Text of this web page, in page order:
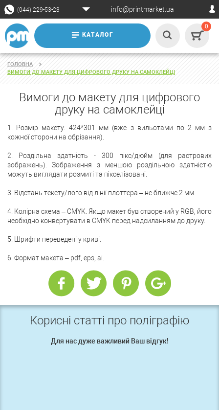
(044) 229-53-23 info@printmarket.ua
КАТАЛОГ
0
ГОЛОВНА
ВИМОГИ ДО МАКЕТУ ДЛЯ ЦИФРОВОГО ДРУКУ НА САМОКЛЕЙЦІ
Вимоги до макету для цифрового
друку на самоклейці
1. Розмір макету: 424*301 мм (вже з вильотами по 2 мм з
кожної сторони на обрізання).
2. Роздільна здатність - 300 пікс/дюйм (для растрових
зображень). Зображення з меншою роздільною здатністю
можуть виглядати розмиті та пікселізовані.
3. Відстань тексту/лого від лінії плоттера – не ближче 2 мм.
4. Колірна схема – CMYK. Якщо макет був створений у RGB, його
необхідно конвертувати в CMYK перед надсиланням до друку.
5. Шрифти переведені у криві.
6. Формат макета – pdf, eps, ai.
Корисні статті про поліграфію
Для нас дуже важливий Ваш відгук!